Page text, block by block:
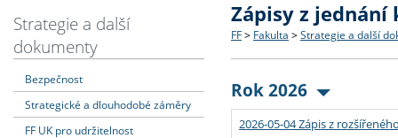
Dozvědět se více
Struktura a historie
Strategie a další
Podpora a benefity pro
Podat přihlášku
Co studovat a jak se
Učitelské studijní
Informace k průběhu
Dozvědět se více
Bakalářské a magisterské
Doktorské studium
Rigorózní řízení
Dozvědět se více
O vědě a výzkumu na FF
Akademické kvalifikace
Granty a projekty
Dozvědět se více
Aktuální nabídky a
Vyjíždějící studenti
Přijíždějící studenti
Strategie a další
dokumenty
Bezpečnost
Strategické a dlouhodobé záměry
FF UK pro udržitelnost
Zápisy z jednání
FF > Fakulta > Strategie a další
Rok 2026
2026-05-04 Zápis z